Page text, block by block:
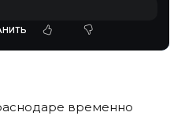
временно